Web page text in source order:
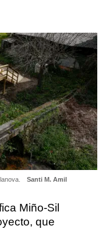
Santi M. Amil
Miño-Sil
que